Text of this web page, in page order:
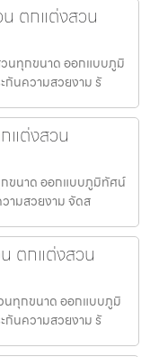
ตกแต่งสวน
นทุกขนาด ออกแบบภูมิ
กันความสวยงาม รั
แต่งสวน
ขนาด ออกแบบภูมิทัศน์
ามสวยงาม จัดส
ตกแต่งสวน
นทุกขนาด ออกแบบภูมิ
กันความสวยงาม รั